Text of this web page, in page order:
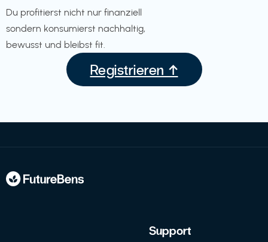
Du profitierst nicht nur finanziell
sondern konsumierst nachhaltig,
bewusst und bleibst fit.
Registrieren ↑
Support